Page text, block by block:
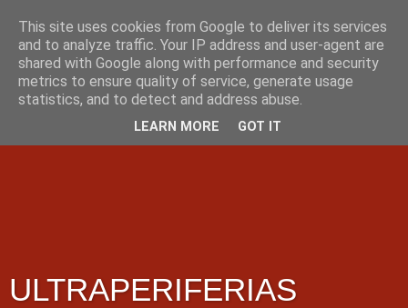
ULTRAPERIFERIAS
This site uses cookies from Google to deliver its services
and to analyze traffic. Your IP address and user-agent are
shared with Google along with performance and security
metrics to ensure quality of service, generate usage
statistics, and to detect and address abuse.
LEARN MORE GOT IT